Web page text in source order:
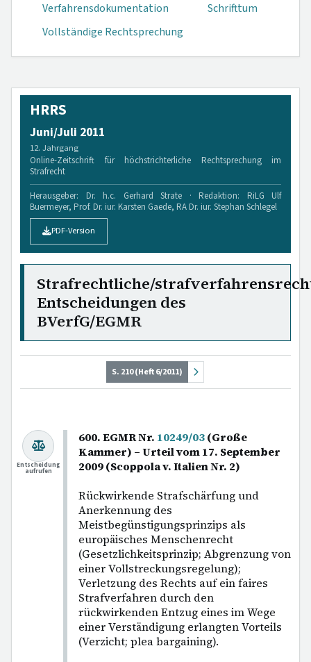
Verfahrensdokumen­tation
Schrifttum
Vollständige Rechtsprechung
HRRS
Juni/Juli 2011
12. Jahrgang
Online-Zeitschrift für höchstrichterliche Rechtsprechung im
Strafrecht
Herausgeber: Dr. h.c. Gerhard Strate · Redaktion: RiLG Ulf
Buermeyer, Prof. Dr. iur. Karsten Gaede, RA Dr. iur. Stephan Schlegel
PDF-Version
Strafrechtliche/
Entscheidungen des
BVerfG/EGMR
S. 210 (Heft 6/2011)
600. EGMR Nr. 10249/03(Große
Kammer) – Urteil vom 17. September
2009 (Scoppola v. Italien Nr. 2)
Rückwirkende Strafschärfung und
Anerkennung des
Meistbegünstigungsprinzips als
europäisches Menschenrecht
(Gesetzlichkeitsprinzip; Abgrenzung von
einer Vollstreckungsregelung);
Verletzung des Rechts auf ein faires
Strafverfahren durch den
rückwirkenden Entzug eines im Wege
einer Verständigung erlangten Vorteils
(Verzicht; plea bargaining).
Entscheidung
aufrufen